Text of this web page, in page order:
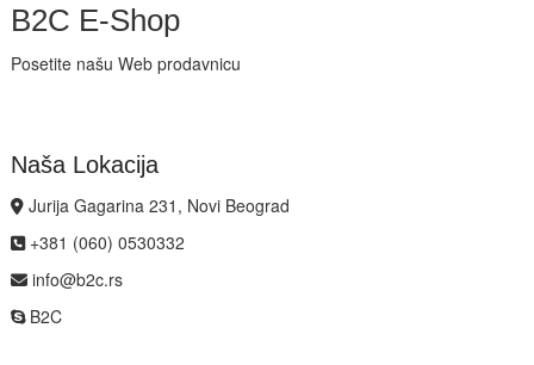
B2C E-Shop
Posetite našu Web prodavnicu
Naša Lokacija
Jurija Gagarina 231, Novi Beograd
+381 (060) 0530332
info@b2c.rs
B2C